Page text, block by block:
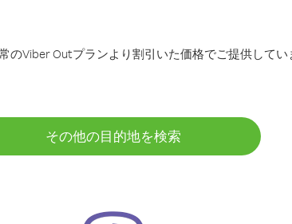
のViber Outプランより割引いた価格でご提供してい
その他の目的地を検索